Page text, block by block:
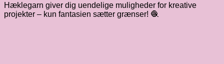
Hæklegarn giver dig uendelige muligheder for kreative
projekter – kun fantasien sætter grænser! 🧶